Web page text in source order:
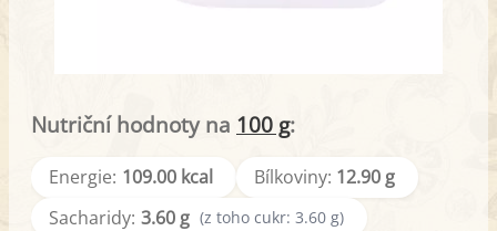
Nutriční hodnoty na 100 g:
Energie: 109.00 kcal Bílkoviny: 12.90 g
Sacharidy: 3.60 g (z toho cukr: 3.60 g)